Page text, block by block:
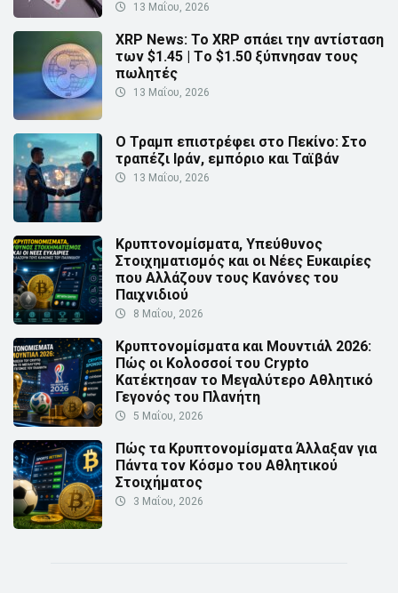
13 Μαΐου, 2026
XRP News: Το XRP σπάει την αντίσταση
των $1.45 | Τo $1.50 ξύπνησαν τους
πωλητές
13 Μαΐου, 2026
Ο Τραμπ επιστρέφει στο Πεκίνο: Στο
τραπέζι Ιράν, εμπόριο και Ταϊβάν
13 Μαΐου, 2026
Κρυπτονομίσματα, Υπεύθυνος
Στοιχηματισμός και οι Νέες Ευκαιρίες
που Αλλάζουν τους Κανόνες του
Παιχνιδιού
8 Μαΐου, 2026
Κρυπτονομίσματα και Μουντιάλ 2026:
Πώς οι Κολοσσοί του Crypto
Κατέκτησαν το Μεγαλύτερο Αθλητικό
Γεγονός του Πλανήτη
5 Μαΐου, 2026
Πώς τα Κρυπτονομίσματα Άλλαξαν για
Πάντα τον Κόσμο του Αθλητικού
Στοιχήματος
3 Μαΐου, 2026